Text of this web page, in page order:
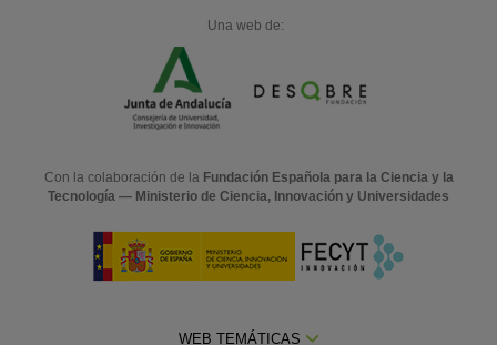
Una web de:
Con la colaboración de la Fundación Española para la Ciencia y la
Tecnología — Ministerio de Ciencia, Innovación y Universidades
WEB TEMÁTICAS